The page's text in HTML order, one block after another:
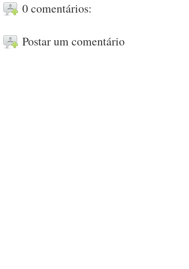
0 comentários:
Postar um comentário